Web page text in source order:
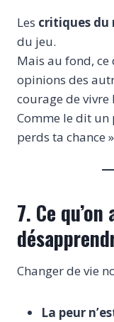
Les critiques du
du jeu.
Mais au fond, ce
opinions des
courage de vivre
Comme le dit un
perds ta chance
7. Ce
Changer de vie
La peur